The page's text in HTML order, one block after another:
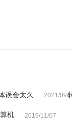
误会太久 2021/09/
机 2019/11/07